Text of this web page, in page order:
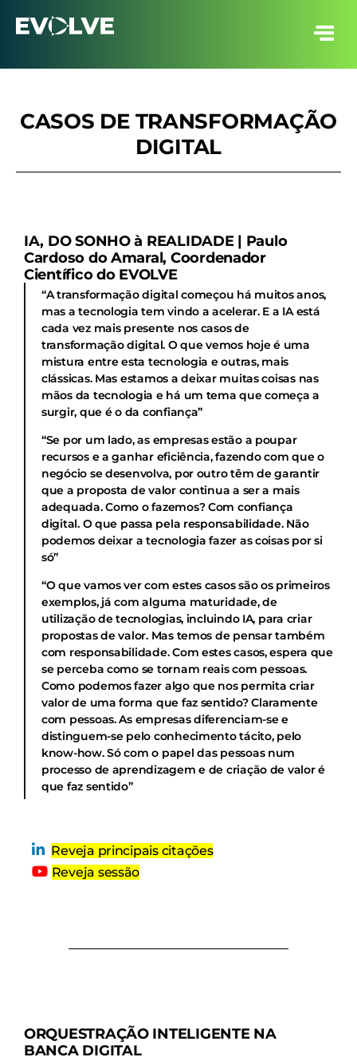
CASOS DE TRANSFORMAÇÃO
DIGITAL
IA, DO SONHO à REALIDADE | Paulo
Cardoso do Amaral, Coordenador
Científico do EVOLVE
“A transformação digital começou há muitos anos,
mas a tecnologia tem vindo a acelerar. E a IA está
cada vez mais presente nos casos de
transformação digital. O que vemos hoje é uma
mistura entre esta tecnologia e outras, mais
clássicas. Mas estamos a deixar muitas coisas nas
mãos da tecnologia e há um tema que começa a
surgir, que é o da confiança”
“Se por um lado, as empresas estão a poupar
recursos e a ganhar eficiência, fazendo com que o
negócio se desenvolva, por outro têm de garantir
que a proposta de valor continua a ser a mais
adequada. Como o fazemos? Com confiança
digital. O que passa pela responsabilidade. Não
podemos deixar a tecnologia fazer as coisas por si
só”
“O que vamos ver com estes casos são os primeiros
exemplos, já com alguma maturidade, de
utilização de tecnologias, incluindo IA, para criar
propostas de valor. Mas temos de pensar também
com responsabilidade. Com estes casos, espera que
se perceba como se tornam reais com pessoas.
Como podemos fazer algo que nos permita criar
valor de uma forma que faz sentido? Claramente
com pessoas. As empresas diferenciam-se e
distinguem-se pelo conhecimento tácito, pelo
know-how. Só com o papel das pessoas num
processo de aprendizagem e de criação de valor é
que faz sentido”
Reveja principais citações
Reveja sessão
ORQUESTRAÇÃO INTELIGENTE NA
BANCA DIGITAL